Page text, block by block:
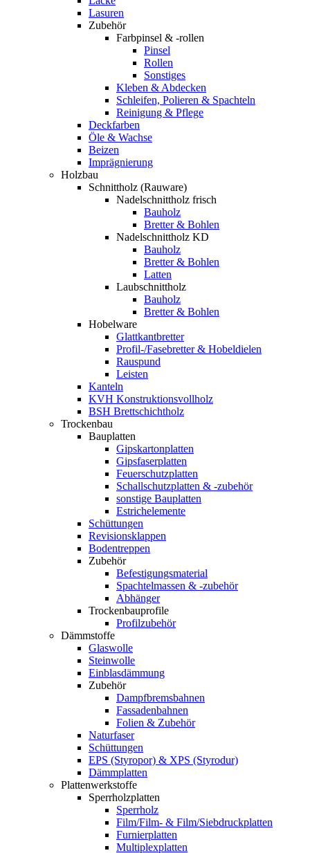
Lasuren
Zubehör
Farbpinsel & -rollen
Pinsel
Rollen
Sonstiges
Kleben & Abdecken
Schleifen, Polieren & Spachteln
Reinigung & Pflege
Deckfarben
Öle & Wachse
Beizen
Imprägnierung
Holzbau
Schnittholz (Rauware)
Nadelschnittholz frisch
Bauholz
Bretter & Bohlen
Nadelschnittholz KD
Bauholz
Bretter & Bohlen
Latten
Laubschnittholz
Bauholz
Bretter & Bohlen
Hobelware
Glattkantbretter
Profil-/Fasebretter & Hobeldielen
Rauspund
Leisten
Kanteln
KVH Konstruktionsvollholz
BSH Brettschichtholz
Trockenbau
Bauplatten
Gipskartonplatten
Gipsfaserplatten
Feuerschutzplatten
Schallschutzplatten & -zubehör
sonstige Bauplatten
Estrichelemente
Schüttungen
Revisionsklappen
Bodentreppen
Zubehör
Befestigungsmaterial
Spachtelmassen & -zubehör
Abhänger
Trockenbauprofile
Profilzubehör
Dämmstoffe
Glaswolle
Steinwolle
Einblasdämmung
Zubehör
Dampfbremsbahnen
Fassadenbahnen
Folien & Zubehör
Naturfaser
Schüttungen
EPS (Styropor) & XPS (Styrodur)
Dämmplatten
Plattenwerkstoffe
Sperrholzplatten
Sperrholz
Film/Film- & Film/Siebdruckplatten
Furnierplatten
Multiplexplatten